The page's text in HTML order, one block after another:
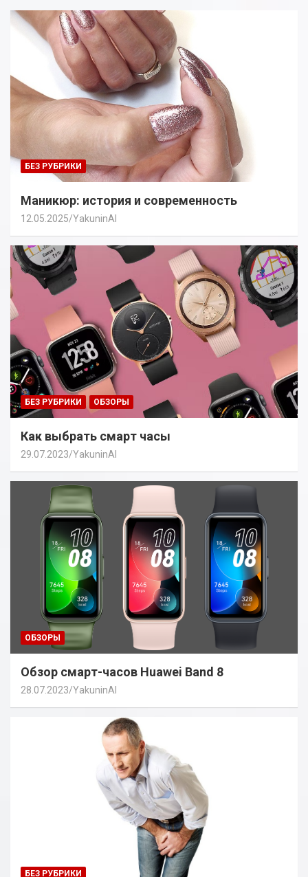
БЕЗ РУБРИКИ
Маникюр: история и современность
12.05.2025 YakuninAI
БЕЗ РУБРИКИ ОБЗОРЫ
Как выбрать смарт часы
29.07.2023 YakuninAI
ОБЗОРЫ
Обзор смарт-часов Huawei Band 8
28.07.2023 YakuninAI
БЕЗ РУБРИКИ